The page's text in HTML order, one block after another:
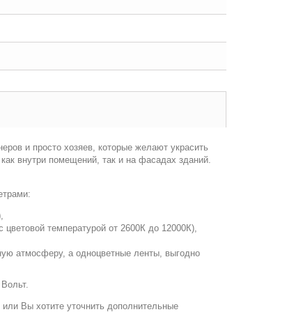
и просто хозяев, которые желают украсить
внутри помещений, так и на фасадах зданий.
температурой от 2600К до 12000К),
атмосферу, а одноцветные ленты, выгодно
Вы хотите уточнить дополнительные